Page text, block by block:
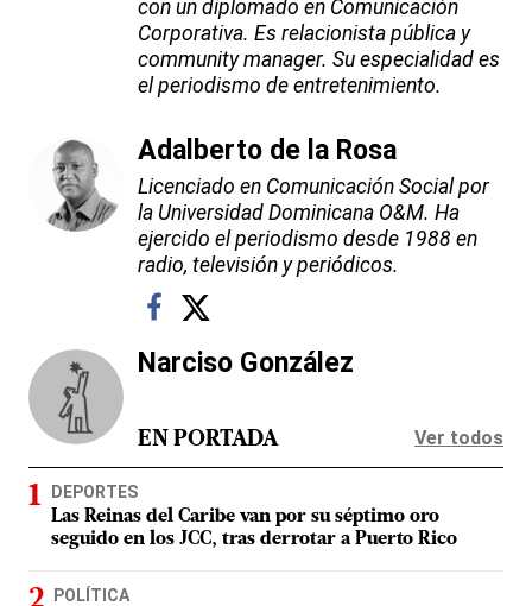
con un diplomado en Comunicación
Corporativa. Es relacionista pública y
community manager. Su especialidad es
el periodismo de entretenimiento.
Adalberto de la Rosa
Licenciado en Comunicación Social por
la Universidad Dominicana O&M. Ha
ejercido el periodismo desde 1988 en
radio, televisión y periódicos.
Narciso González
EN PORTADA Ver todos
DEPORTES
Las Reinas del Caribe van por su séptimo oro
seguido en los JCC, tras derrotar a Puerto Rico
POLÍTICA